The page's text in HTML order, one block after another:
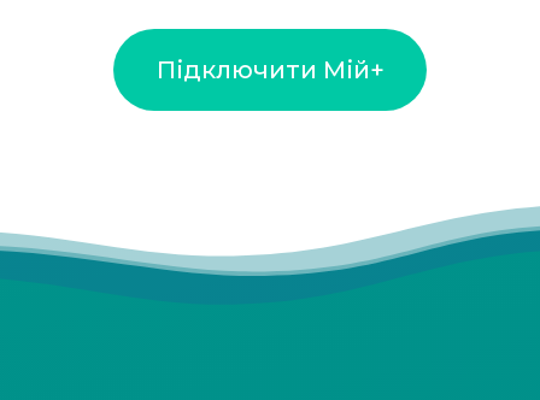
Підключити Мій+